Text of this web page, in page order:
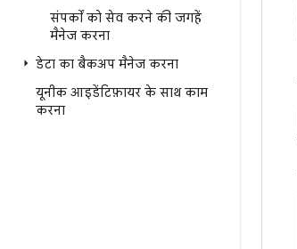
संपर्कों को सेव करने की जगहें
मैनेज करना
डेटा का बैकअप मैनेज करना
यूनीक आइडेंटिफ़ायर के साथ काम
करना